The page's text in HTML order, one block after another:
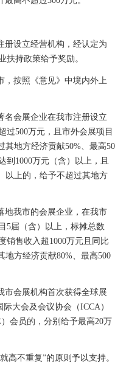
册设立经营机构，经认定为
扶持政策给予奖励。
，按照《意见》中境内外上
名会展企业在我市注册设立
过500万元，且市外会展项目
其地方经济贡献50%、最高50
到1000万元（含）以上，且
以上的，给予不超过其地方
地我市的会展企业，在我市
5届（含）以上，标摊总数
销售收入超1000万元且同比
地方经济贡献80%、最高500
市会展机构首次获得全球展
大会及会议协会（ICCA）
会员的，分别给予最高20万
高不重复”的原则予以支持。